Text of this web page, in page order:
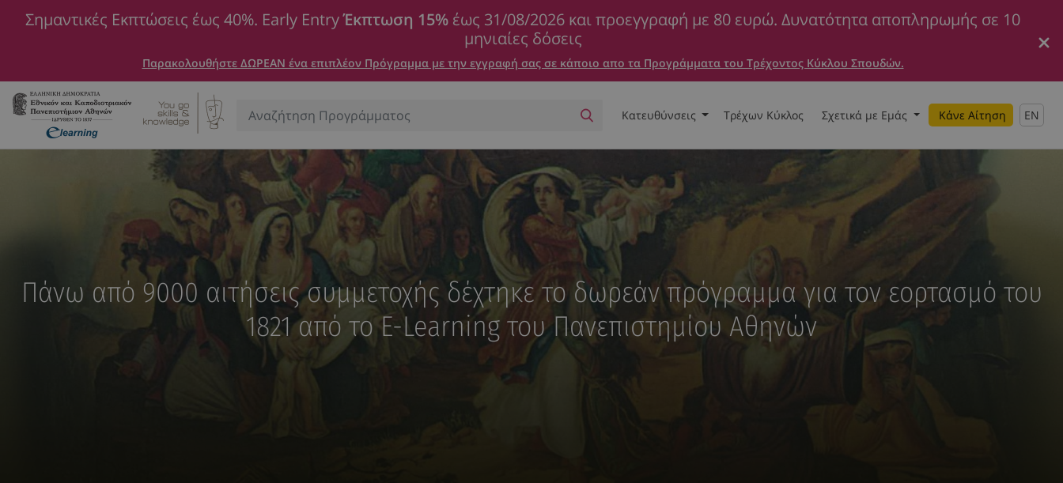
Σημαντικές Εκπτώσεις έως 40%. Early EntryΈκπτωση 15% έως 31/08/2026 και προεγγραφή με 80 ευρώ. Δυνατότητα αποπληρωμής σε 10
μηνιαίες δόσεις
Παρακολουθήστε ΔΩΡΕΑΝ ένα επιπλέον Πρόγραμμα με την εγγραφή σας σε κάποιο απο τα Προγράμματα του Τρέχοντος Κύκλου Σπουδών.
Αναζήτηση:
Κατευθύνσεις Τρέχων Κύκλος Σχετικά με Εμάς Κάνε Αίτηση EN
Πάνω από 9000 αιτήσεις συμμετοχής δέχτηκε το δωρεάν πρόγραμμα για τον εορτασμό του
1821 από το E-Learning του Πανεπιστημίου Αθηνών